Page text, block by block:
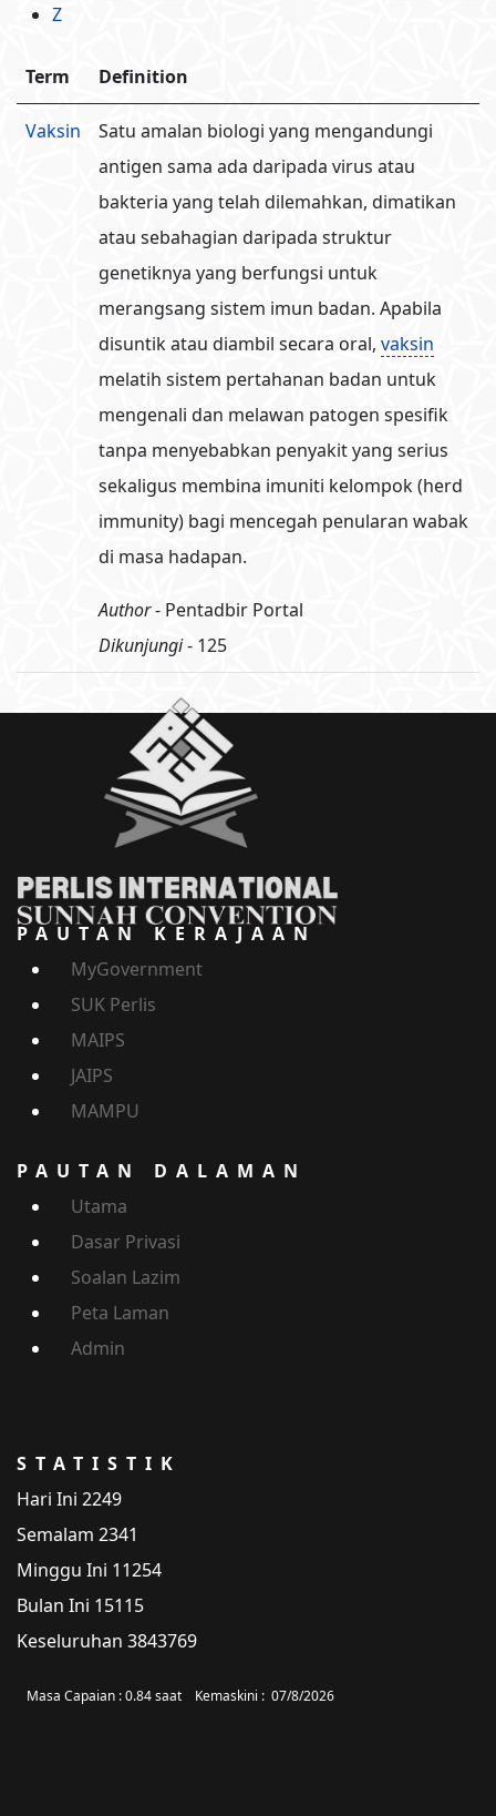
Z
Term Definition
Vaksin
Satu amalan biologi yang mengandungi
antigen sama ada daripada virus atau
bakteria yang telah dilemahkan, dimatikan
atau sebahagian daripada struktur
genetiknya yang berfungsi untuk
merangsang sistem imun badan. Apabila
disuntik atau diambil secara oral, vaksin
melatih sistem pertahanan badan untuk
mengenali dan melawan patogen spesifik
tanpa menyebabkan penyakit yang serius
sekaligus membina imuniti kelompok (herd
immunity) bagi mencegah penularan wabak
di masa hadapan.
Author- Pentadbir Portal
Dikunjungi- 125
PAUTAN KERAJAAN
MyGovernment
SUK Perlis
MAIPS
JAIPS
MAMPU
PAUTAN DALAMAN
Utama
Dasar Privasi
Soalan Lazim
Peta Laman
Admin
STATISTIK
Hari Ini 2249
Semalam 2341
Minggu Ini 11254
Bulan Ini 15115
Keseluruhan 3843769
Masa Capaian :0.84 saat Kemaskini : 07/8/2026